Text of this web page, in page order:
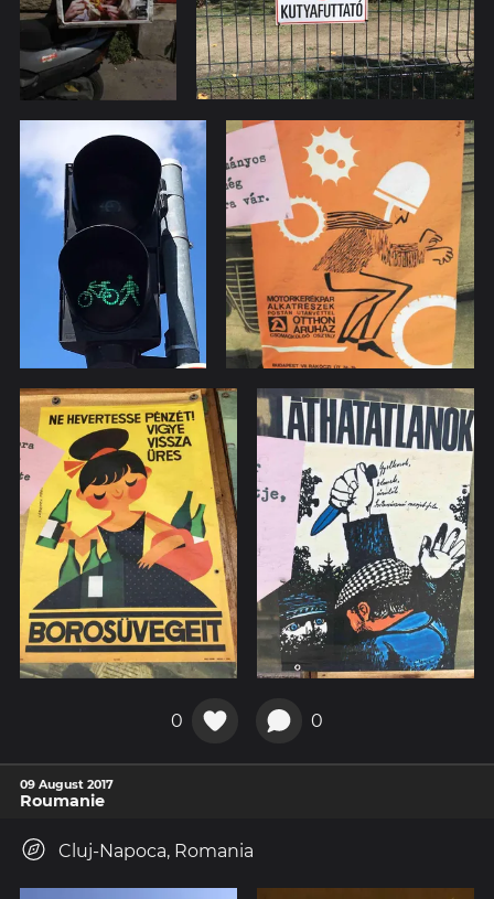
0 0
09 August 2017
Roumanie
Cluj-Napoca, Romania